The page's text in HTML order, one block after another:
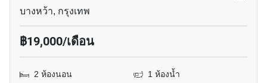
บางหว้า, กรุงเทพ
฿19,000/เดือน
2 ห้องนอน
1 ห้องน้ำ